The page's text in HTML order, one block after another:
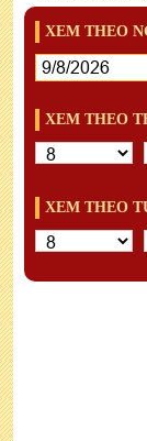
XEM THEO
XEM THEO
XEM THEO